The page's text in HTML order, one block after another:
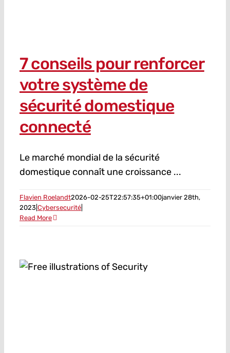
7 conseils pour renforcer
votre système de
sécurité domestique
connecté
Le marché mondial de la sécurité
domestique connaît une croissance ...
Flavien Roelandt2026-02-25T22:57:35+01:00janvier 28th,
2023 Cybersecurité
Read More